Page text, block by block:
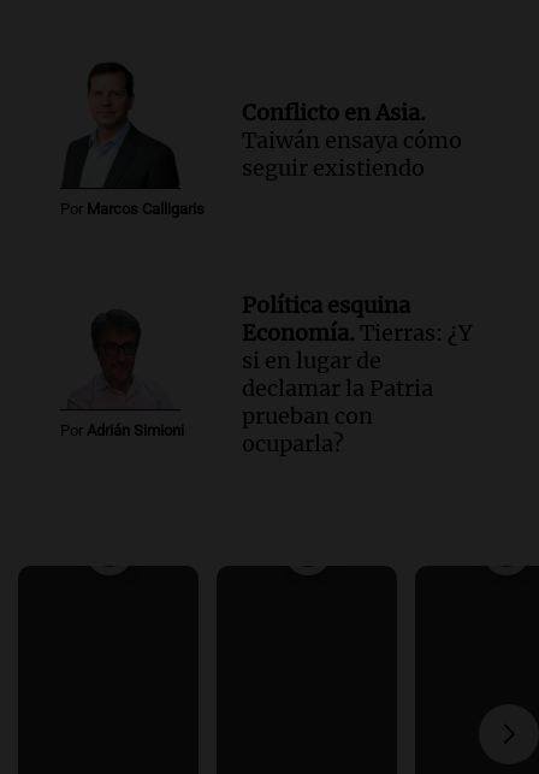
Por Marcos Calligaris
Conflicto en Asia.
Taiwán ensaya cómo
seguir existiendo
Por Adrián Simioni
Política esquina
Economía. Tierras: ¿Y
si en lugar de
declamar la Patria
prueban con
ocuparla?